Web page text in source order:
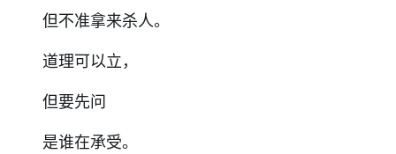
但不准拿来杀人。
道理可以立，
但要先问
是谁在承受。